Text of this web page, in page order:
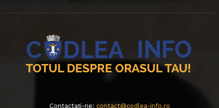
Contactați-ne: contact@codlea-info.ro